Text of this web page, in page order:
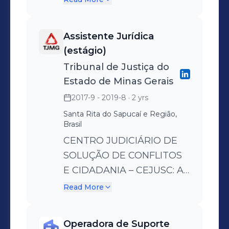
representando a empresa,
em atermações e
audiências de conciliação
com o devedor, tanto
judicialmente quanto
extrajudicialmente;
fiscalização acerca do
cumprimento ou não
cumprimento dos acordos
firmados entre as partes;
habilidades de diálogo,
Assistente Jurídica
(estágio)
Tribunal de Justiça do
Estado de Minas Gerais
2017-9 - 2019-8 · 2 yrs
Santa Rita do Sapucaí e Região,
Brasil
CENTRO JUDICIÁRIO DE
SOLUÇÃO DE CONFLITOS
E CIDADANIA – CEJUSC: A
atividade consistia em
Read More
Operadora de Suporte